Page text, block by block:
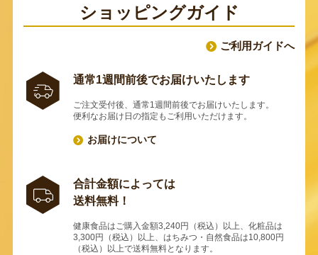
ショッピングガイド
ご利用ガイドへ
通常1週間前後でお届けいたします
ご注文受付後、通常1週間前後でお届けいたします。
便利なお届け日の指定もご利用いただけます。
お届けについて
合計金額によっては
送料無料！
健康食品はご購入金額3,240円（税込）以上、化粧品は
3,300円（税込）以上、はちみつ・自然食品は10,800円
（税込）以上で送料無料となります。